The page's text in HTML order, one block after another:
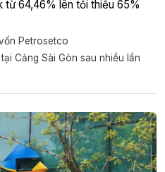
từ 64,46% lên tối thiểu 65%
Petrosetco
Cảng Sài Gòn sau nhiều lần